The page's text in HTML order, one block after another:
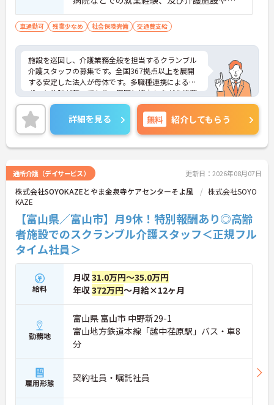
・業績や評価に応じた特別報酬制度が設けられてい
るため、日々の努力が還元されるやりがいを感じら
れます
【自分らしいスタイルでいきいきと活躍できる環境
です】
・髪色や髪型、ネイルなどが原則自由となっている
ため、個性を大切にしながら働くことができます
・社員一人ひとりの価値観を尊重する社風のもと
で、無理なくご自身らしく働き続けることが期待で
きます
【全国展開の安定基盤と日勤のみの環境で長期的な
により、安定した環境で長く働き続けることができ
ます
・日勤のみの勤務で転勤の心配もないため、地元で
ご家庭と両立しながら長期的な視点でキャリアを築
けます
院などでの夜勤経験必須
車通勤可 残業少なめ 社会保険完備 交通費支給
施設を巡回し、介護業務全般を担当するクランブル
介護スタッフの募集です。全国367拠点以上を展開
する安定した法人が母体です。多職種連携によるサ
ポート体制が整っており、周囲と協力しながら業務
に取り組める環境です。在宅系から入居系まで幅広
いサービスを提供しているため、様々な経験を通じ
て介護のプロフェッショナルとしてスキルアップが
期待できます。また、日々の頑張りやチームへの貢
献を評価する特別報酬制度により、やりがいを持っ
フレッシュ休暇など、ライフステージの変化に合わ
せた柔軟な働き方が可能なため、無理なく長期的な
キャリアを築ける環境が整っています。
★おすすめPOINT★
【多職種連携で相談しやすく、協力して働ける環境
です】
・職種を超えて連携し合う体制が整っているため、
一人で抱え込まず安心して業務に取り組めます。
・周囲とサポートし合いながらお客様の生活を支え
る仕組みで、負担を軽減しながらケアに集中できま
す。
【多彩な経験を積み、専門性やキャリアを高められ
ます】
・在宅系から入居系まで幅広いサービスを展開して
おり、様々な現場での経験を通じてスキルアップが
期待できます。
・マネジメントへの挑戦など多彩なキャリアパスが
用意されているため、ご自身の目標に合わせて成長
していける環境です。
詳細を見る 無料 紹介してもらう
通所介護（デイサービス） 更新日：2026年08月07日
株式会社SOYOKAZEとやま金泉寺ケアセンターそよ風
株式会社SOYO
KAZE
【富山県／富山市】月9休！特別報酬あり◎高齢
者施設でのスクランブル介護スタッフ＜正規フル
タイム社員＞
給料
月収31.0万円～35.0万円
年収372万円～月給×12ヶ月
勤務地
富山県 富山市 中野新29-1
富山地方鉄道本線「越中荏原駅」バス・車8
分
雇用形態 契約社員・嘱託社員